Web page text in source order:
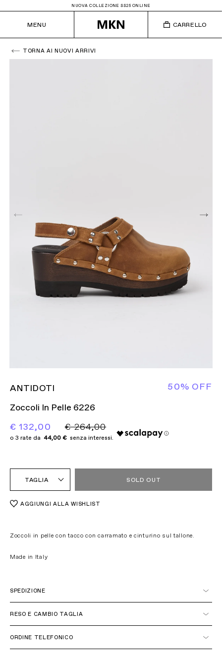
NUOVA COLLEZIONE SS25 ONLINE
MENU CARRELLO
TORNA AI NUOVI ARRIVI
ANTIDOTI
Zoccoli In Pelle 6226
€ 132,00
€ 264,00
50% OFF
44,00 €
TAGLIA SOLD OUT
AGGIUNGI ALLA WISHLIST
Zoccoli in pelle con tacco con carramato e cinturino sul tallone.
Made in Italy
SPEDIZIONE
RESO E CAMBIO TAGLIA
ORDINE TELEFONICO